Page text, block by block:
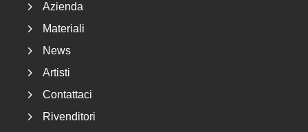
Azienda
Materiali
News
Artisti
Contattaci
Rivenditori